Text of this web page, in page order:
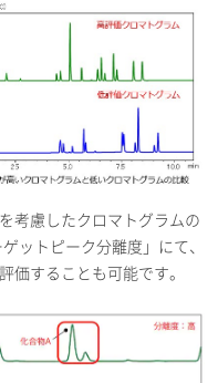
考慮したクロマトグラムの
ットピーク分離度」にて、
価することも可能です。